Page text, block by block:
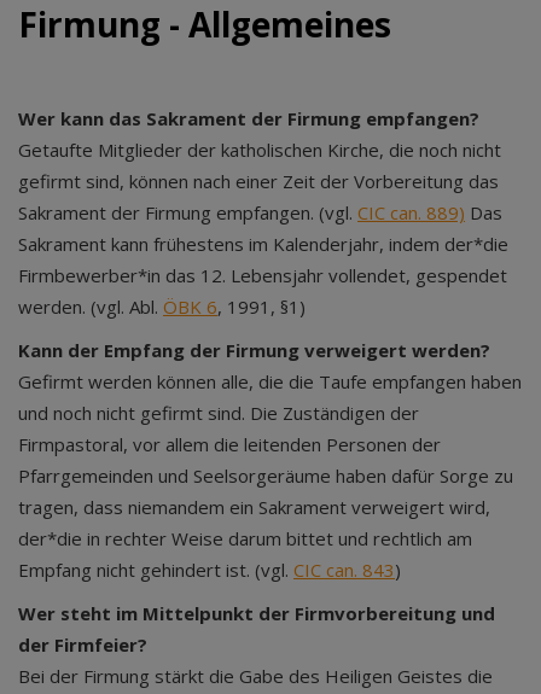
Firmung - Allgemeines
Wer kann das Sakrament der Firmung empfangen?
Getaufte Mitglieder der katholischen Kirche, die noch nicht
gefirmt sind, können nach einer Zeit der Vorbereitung das
Sakrament der Firmung empfangen. (vgl. CIC can. 889) Das
Sakrament kann frühestens im Kalenderjahr, indem der*die
Firmbewerber*in das 12. Lebensjahr vollendet, gespendet
werden. (vgl. Abl. ÖBK 6, 1991, §1)
Kann der Empfang der Firmung verweigert werden?
Gefirmt werden können alle, die die Taufe empfangen haben
und noch nicht gefirmt sind. Die Zuständigen der
Firmpastoral, vor allem die leitenden Personen der
Pfarrgemeinden und Seelsorgeräume haben dafür Sorge zu
tragen, dass niemandem ein Sakrament verweigert wird,
der*die in rechter Weise darum bittet und rechtlich am
Empfang nicht gehindert ist. (vgl. CIC can. 843)
Wer steht im Mittelpunkt der Firmvorbereitung und
der Firmfeier?
Bei der Firmung stärkt die Gabe des Heiligen Geistes die